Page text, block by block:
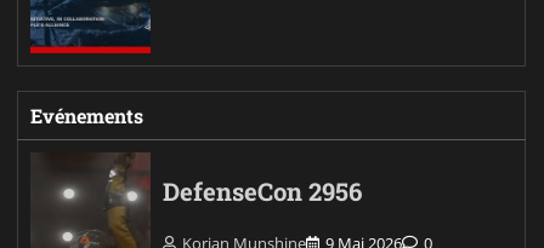
Evénements
DefenseCon 2956
Korian Munshine 9 Mai 2026 0